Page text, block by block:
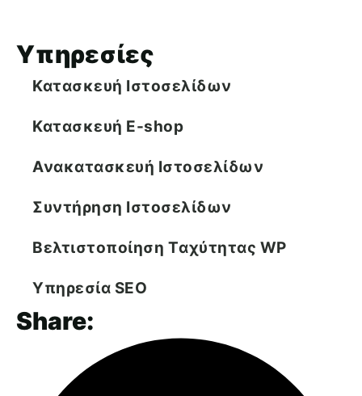
Υπηρεσίες
Κατασκευή Ιστοσελίδων
Κατασκευή E-shop
Ανακατασκευή Ιστοσελίδων
Συντήρηση Ιστοσελίδων
Βελτιστοποίηση Tαχύτητας WP
Υπηρεσία SEO
Share: